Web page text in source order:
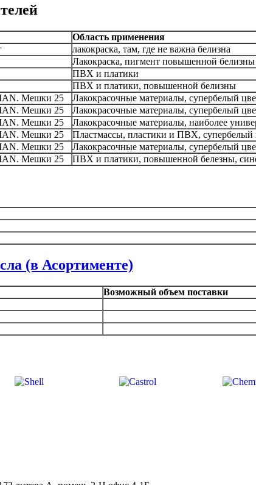
Область применения
лакокраска, там, где не важна белизна
Лакокраска, пигмент повышенной белизны
ПВХ и платики
ПВХ и платики, повышенной белизны
Мешки 25
Лакокрасочные материалы, супербелый
Мешки 25
Лакокрасочные материалы, супербелый
Мешки 25
Лакокрасочные материалы, наиболее
Мешки 25
Пластмассы, пластики и ПВХ, супербелый
Мешки 25
Лакокрасочные материалы, супербелый
Мешки 25 ПВХ и платики, повышенной белезны,
(в Асортименте)
Возможный объем поставки